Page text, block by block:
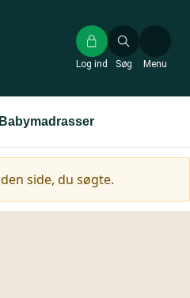
Søg
Log ind Menu
Babymadrasser
side, du søgte.